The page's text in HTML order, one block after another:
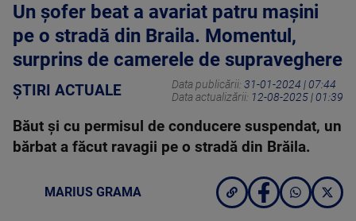
Un șofer beat a avariat patru mașini
pe o stradă din Braila. Momentul,
surprins de camerele de supraveghere
ȘTIRI ACTUALE Data publicării: 31-01-2024 | 07:44
Data actualizării: 12-08-2025 | 01:39
Băut și cu permisul de conducere suspendat, un
bărbat a făcut ravagii pe o stradă din Brăila.
MARIUS GRAMA